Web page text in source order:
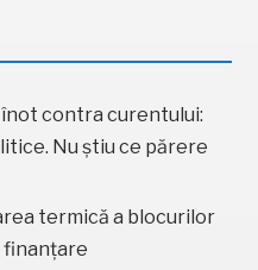
înot contra curentului:
Nu știu ce părere
termică a blocurilor
finanțare